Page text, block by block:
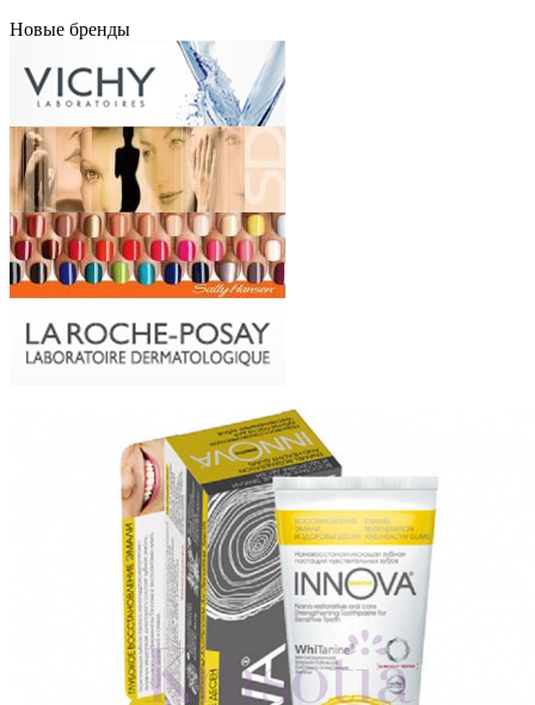
Новые бренды